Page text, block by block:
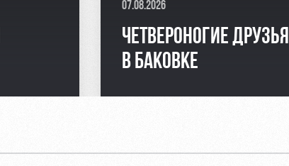
07.08.2026
ЧЕТВЕРОНОГИЕ ДРУЗЬЯ
В БАКОВКЕ